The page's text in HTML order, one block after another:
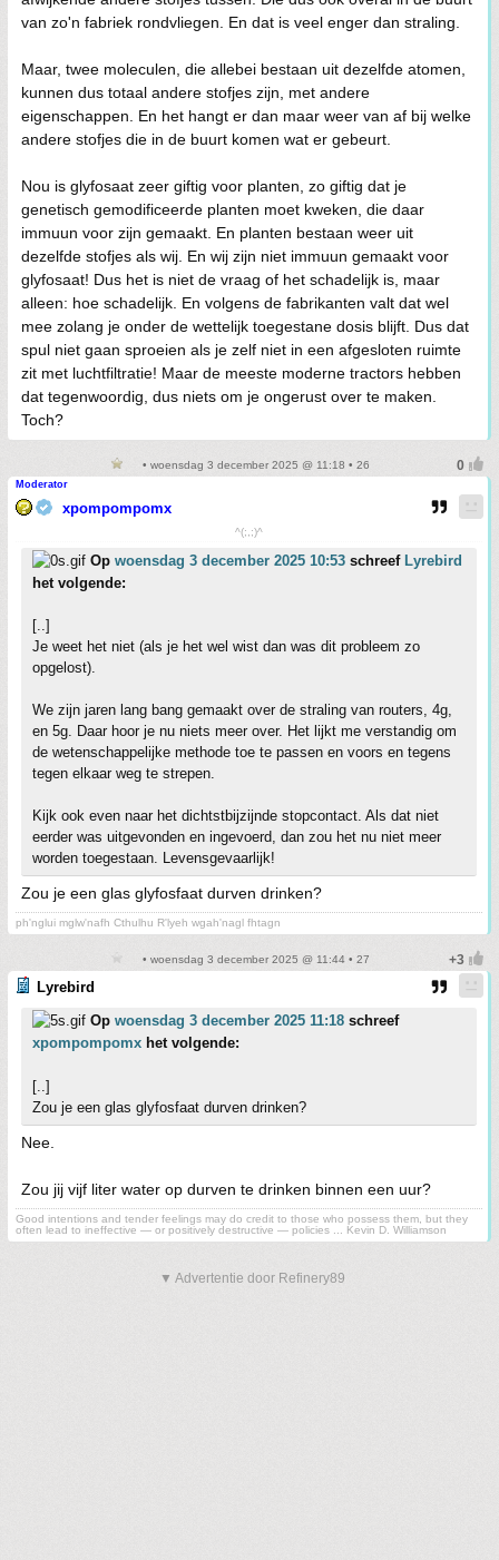
van zo'n fabriek rondvliegen. En dat is veel enger dan straling.
Maar, twee moleculen, die allebei bestaan uit dezelfde atomen,
kunnen dus totaal andere stofjes zijn, met andere
eigenschappen. En het hangt er dan maar weer van af bij welke
andere stofjes die in de buurt komen wat er gebeurt.
Nou is glyfosaat zeer giftig voor planten, zo giftig dat je
genetisch gemodificeerde planten moet kweken, die daar
immuun voor zijn gemaakt. En planten bestaan weer uit
dezelfde stofjes als wij. En wij zijn niet immuun gemaakt voor
glyfosaat! Dus het is niet de vraag of het schadelijk is, maar
alleen: hoe schadelijk. En volgens de fabrikanten valt dat wel
mee zolang je onder de wettelijk toegestane dosis blijft. Dus dat
spul niet gaan sproeien als je zelf niet in een afgesloten ruimte
zit met luchtfiltratie! Maar de meeste moderne tractors hebben
dat tegenwoordig, dus niets om je ongerust over te maken.
Toch?
• woensdag 3 december 2025 @ 11:18 • 26
Moderator
xpompompomx
^(;,;)^
Op woensdag 3 december 2025 10:53 schreef Lyrebird
het volgende:
[..]
Je weet het niet (als je het wel wist dan was dit probleem zo
opgelost).
We zijn jaren lang bang gemaakt over de straling van routers, 4g,
en 5g. Daar hoor je nu niets meer over. Het lijkt me verstandig om
de wetenschappelijke methode toe te passen en voors en tegens
tegen elkaar weg te strepen.
Kijk ook even naar het dichtstbijzijnde stopcontact. Als dat niet
eerder was uitgevonden en ingevoerd, dan zou het nu niet meer
worden toegestaan. Levensgevaarlijk!
Zou je een glas glyfosfaat durven drinken?
ph'nglui mglw'nafh Cthulhu R'lyeh wgah'nagl fhtagn
• woensdag 3 december 2025 @ 11:44 • 27
Lyrebird
Op woensdag 3 december 2025 11:18 schreef
xpompompomx het volgende:
[..]
Zou je een glas glyfosfaat durven drinken?
Nee.
Zou jij vijf liter water op durven te drinken binnen een uur?
Good intentions and tender feelings may do credit to those who possess them, but they
often lead to ineffective — or positively destructive — policies ... Kevin D. Williamson
▼ Advertentie door Refinery89